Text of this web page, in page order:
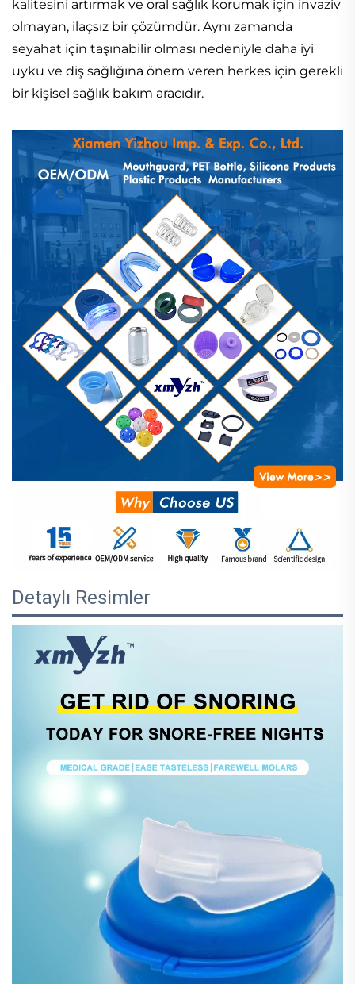
kalitesini artırmak ve oral sağlık korumak için invaziv
olmayan, ilaçsız bir çözümdür. Aynı zamanda
seyahat için taşınabilir olması nedeniyle daha iyi
uyku ve diş sağlığına önem veren herkes için gerekli
bir kişisel sağlık bakım aracıdır.
Detaylı Resimler